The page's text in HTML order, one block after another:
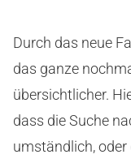
Durch das neue
das ganze
übersichtlicher.
dass die Suche
umständlich,